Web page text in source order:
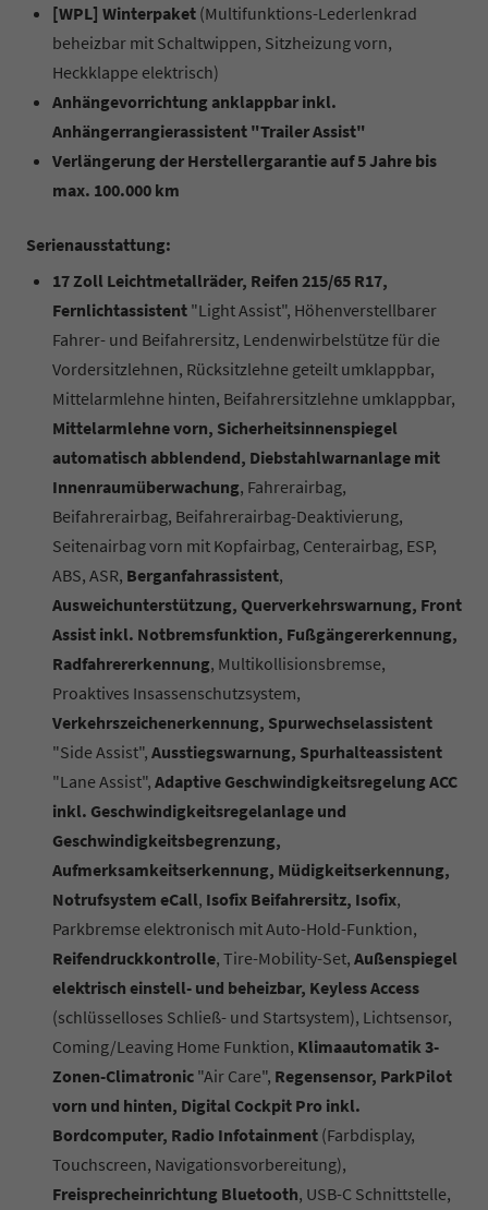
[WPL] Winterpaket (Multifunktions-Lederlenkrad
beheizbar mit Schaltwippen, Sitzheizung vorn,
Heckklappe elektrisch)
Anhängevorrichtung anklappbar inkl.
Anhängerrangierassistent "Trailer Assist"
Verlängerung der Herstellergarantie auf 5 Jahre bis
max. 100.000 km
Serienausstattung:
17 Zoll Leichtmetallräder, Reifen 215/65 R17,
Fernlichtassistent "Light Assist", Höhenverstellbarer
Fahrer- und Beifahrersitz, Lendenwirbelstütze für die
Vordersitzlehnen, Rücksitzlehne geteilt umklappbar,
Mittelarmlehne hinten, Beifahrersitzlehne umklappbar,
Mittelarmlehne vorn, Sicherheitsinnenspiegel
automatisch abblendend, Diebstahlwarnanlage mit
Innenraumüberwachung, Fahrerairbag,
Beifahrerairbag, Beifahrerairbag-Deaktivierung,
Seitenairbag vorn mit Kopfairbag, Centerairbag, ESP,
ABS, ASR, Berganfahrassistent,
Ausweichunterstützung, Querverkehrswarnung, Front
Assist inkl. Notbremsfunktion, Fußgängererkennung,
Radfahrererkennung, Multikollisionsbremse,
Proaktives Insassenschutzsystem,
Verkehrszeichenerkennung, Spurwechselassistent
"Side Assist", Ausstiegswarnung, Spurhalteassistent
"Lane Assist", Adaptive Geschwindigkeitsregelung ACC
inkl. Geschwindigkeitsregelanlage und
Geschwindigkeitsbegrenzung,
Aufmerksamkeitserkennung, Müdigkeitserkennung,
Notrufsystem eCall, Isofix Beifahrersitz, Isofix,
Parkbremse elektronisch mit Auto-Hold-Funktion,
Reifendruckkontrolle, Tire-Mobility-Set, Außenspiegel
elektrisch einstell- und beheizbar, Keyless Access
(schlüsselloses Schließ- und Startsystem), Lichtsensor,
Coming/Leaving Home Funktion, Klimaautomatik 3-
Zonen-Climatronic "Air Care", Regensensor, ParkPilot
vorn und hinten, Digital Cockpit Pro inkl.
Bordcomputer, Radio Infotainment (Farbdisplay,
Touchscreen, Navigationsvorbereitung),
Freisprecheinrichtung Bluetooth, USB-C Schnittstelle,